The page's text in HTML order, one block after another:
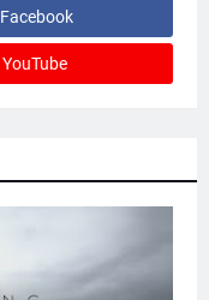
Facebook
YouTube